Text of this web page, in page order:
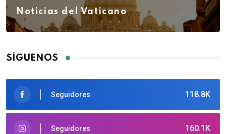
Noticias del Vaticano
SÍGUENOS
118.8K
Seguidores
160.1K
Seguidores